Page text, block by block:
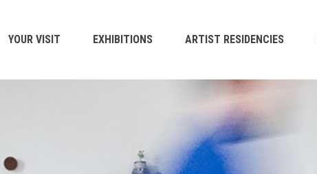
YOUR VISIT EXHIBITIONS ARTIST RESIDENCIES